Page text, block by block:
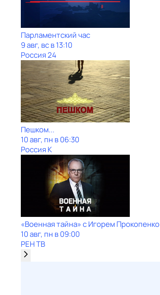
Парламентский час
9 авг, вс в 13:10
Россия 24
Пешком...
10 авг, пн в 06:30
Россия К
«Военная тайна» с Игорем Прокопенко
10 авг, пн в 09:00
РЕН ТВ